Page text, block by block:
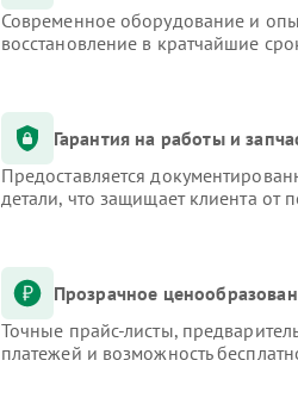
Современное оборудование и
восстановление в кратчайшие
Гарантия на работы и
Предоставляется
детали, что защищает клиента от
Прозрачное
Точные прайс-листы,
платежей и возможность